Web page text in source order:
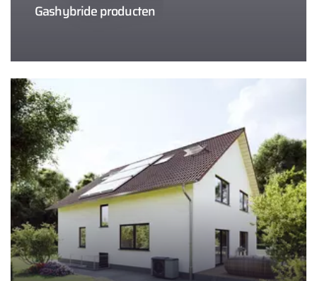
Gashybride producten